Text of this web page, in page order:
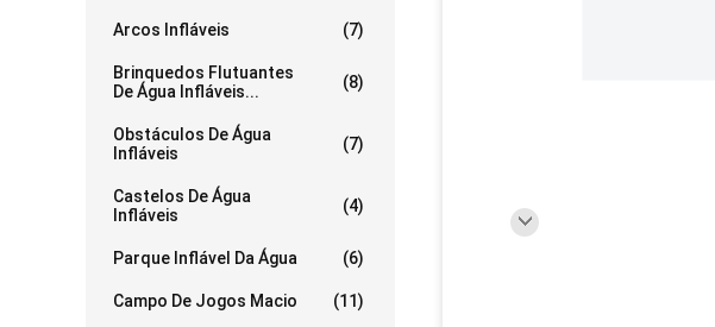
Arcos Infláveis (7)
Brinquedos Flutuantes
De Água Infláveis...
(8)
Obstáculos De Água
Infláveis
(7)
Castelos De Água
Infláveis
(4)
Parque Inflável Da Água (6)
Campo De Jogos Macio (11)